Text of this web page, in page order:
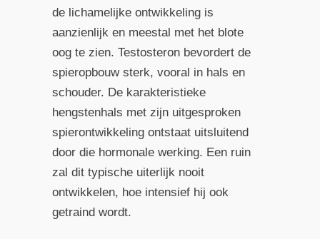
de lichamelijke ontwikkeling is
aanzienlijk en meestal met het blote
oog te zien. Testosteron bevordert de
spieropbouw sterk, vooral in hals en
schouder. De karakteristieke
hengstenhals met zijn uitgesproken
spierontwikkeling ontstaat uitsluitend
door die hormonale werking. Een ruin
zal dit typische uiterlijk nooit
ontwikkelen, hoe intensief hij ook
getraind wordt.